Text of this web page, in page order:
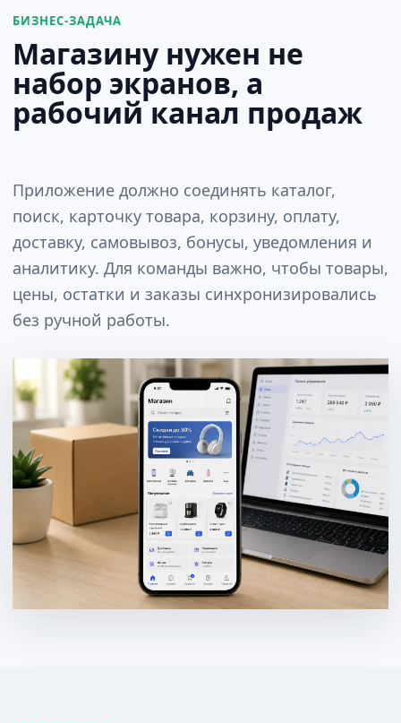
БИЗНЕС-ЗАДАЧА
Магазину нужен не
набор экранов, а
рабочий канал продаж
Приложение должно соединять каталог,
поиск, карточку товара, корзину, оплату,
доставку, самовывоз, бонусы, уведомления и
аналитику. Для команды важно, чтобы товары,
цены, остатки и заказы синхронизировались
без ручной работы.